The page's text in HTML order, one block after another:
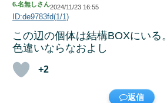
6.名無しさん2024/11/23 16:55
ID:de9783fd(1/1)
この辺の個体は結構BOXにいる。
色違いならなおよし
+2
返信